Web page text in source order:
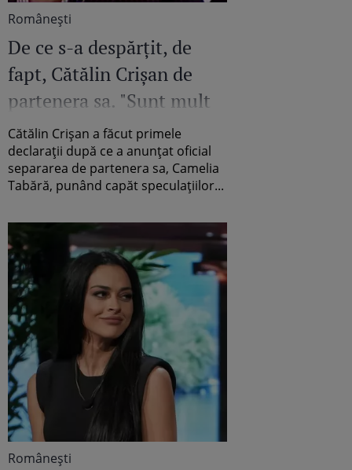
Româneşti
De ce s-a despărțit, de
fapt, Cătălin Crișan de
partenera sa. "Sunt mult
sub ceea ce își dorește
dânsa!" Declarațiile
neașteptate ale artistului
Cătălin Crișan a făcut primele
declarații după ce a anunțat oficial
separarea de partenera sa, Camelia
Tabără, punând capăt speculațiilor...
Româneşti